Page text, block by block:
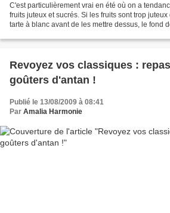
C'est particulièrement vrai en été où on a
fruits juteux et sucrés. Si les fruits sont trop
tarte à blanc avant de les mettre dessus, le fond
Revoyez vos classiques :
goûters d'antan !
Publié le 13/08/2009 à 08:41
Par Amalia Harmonie